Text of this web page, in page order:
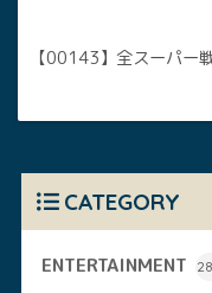
【00143】全スーパ
CATEGORY
ENTERTAINMENT